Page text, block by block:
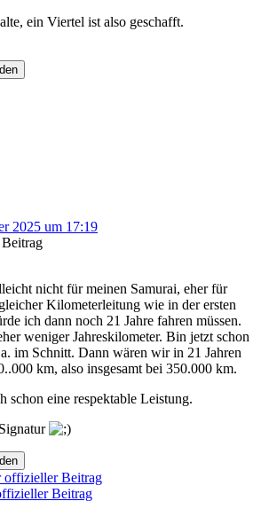
ein Viertel ist also geschafft.
2025 um 17:19
nicht für meinen Samurai, eher für
Kilometerleitung wie in der ersten
ich dann noch 21 Jahre fahren müssen.
weniger Jahreskilometer. Bin jetzt schon
im Schnitt. Dann wären wir in 21 Jahren
km, also insgesamt bei 350.000 km.
schon eine respektable Leistung.
offizieller Beitrag
Beitrag